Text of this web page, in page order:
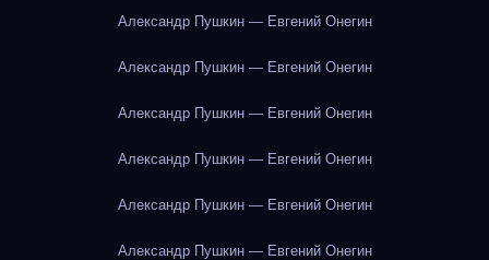
Александр Пушкин — Евгений Онегин
Александр Пушкин — Евгений Онегин
Александр Пушкин — Евгений Онегин
Александр Пушкин — Евгений Онегин
Александр Пушкин — Евгений Онегин
Александр Пушкин — Евгений Онегин